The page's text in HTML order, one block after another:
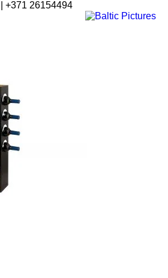
| +371 26154494